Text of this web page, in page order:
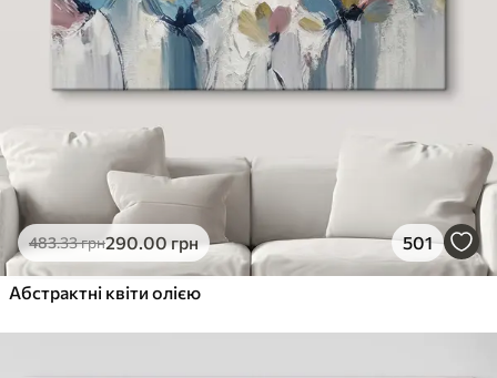
483.33грн290.00грн 501
Абстрактні квіти олією